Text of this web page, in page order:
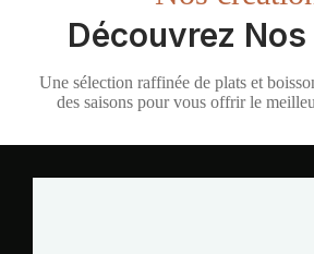
Découvrez
Une sélection raffinée de plats et
des saisons pour vous offrir le